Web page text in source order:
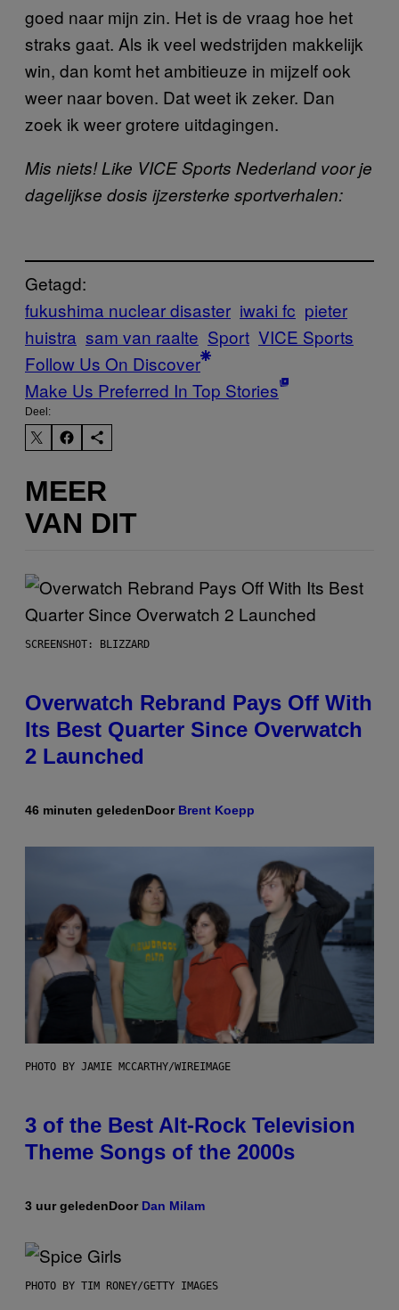
goed naar mijn zin. Het is de vraag hoe het
straks gaat. Als ik veel wedstrijden makkelijk
win, dan komt het ambitieuze in mijzelf ook
weer naar boven. Dat weet ik zeker. Dan
zoek ik weer grotere uitdagingen.
Mis niets! Like VICE Sports Nederland voor je
dagelijkse dosis ijzersterke sportverhalen:
Getagd:
fukushima nuclear disaster iwaki fc pieter
huistra sam van raalte Sport VICE Sports
Follow Us On Discover
Make Us Preferred In Top Stories
Deel:
MEER
VAN DIT
SCREENSHOT: BLIZZARD
Overwatch Rebrand Pays Off With
Its Best Quarter Since Overwatch
2 Launched
46 minuten geledenDoor Brent Koepp
PHOTO BY JAMIE MCCARTHY/WIREIMAGE
3 of the Best Alt-Rock Television
Theme Songs of the 2000s
3 uur geledenDoor Dan Milam
PHOTO BY TIM RONEY/GETTY IMAGES